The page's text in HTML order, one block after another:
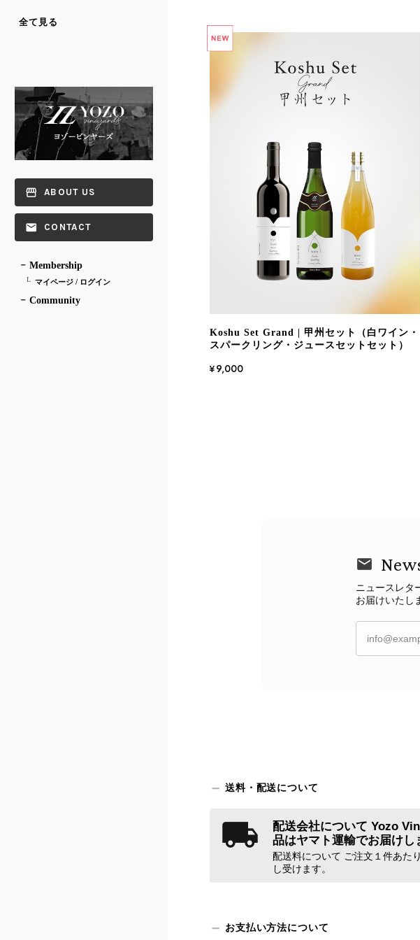
全て見る
ABOUT US
CONTACT
Membership
マイページ / ログイン
Community
Koshu Set Grand | 甲州セット（白ワイン・
スパークリング・ジュースセットセット）
¥9,000
ニュースレタ
お届けいたし
送料・配送について
配送会社について Yozo
品はヤマト運輸でお届けし
配送料について ご注文１件あた
し受けます。
お支払い方法について